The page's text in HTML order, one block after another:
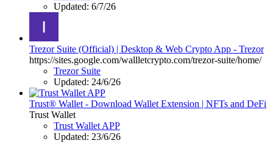
Updated: 6/7/26
Trezor Suite (Official) | Desktop & Web Crypto App - Trezor
https://sites.google.com/wallletcrypto.com/trezor-suite/home/
Trezor Suite
Updated: 24/6/26
Trust® Wallet - Download Wallet Extension | NFTs and DeFi
Trust Wallet
Trust Wallet APP
Updated: 23/6/26